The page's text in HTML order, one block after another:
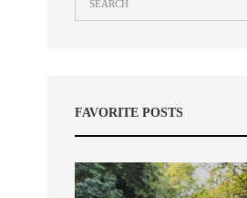
FAVORITE POSTS